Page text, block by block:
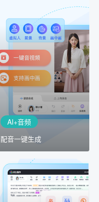
AI+音频
配音一键生成
AI+音频
配音一键生成
AI+音频：基于全球领先的
TTS能力打造的AI音频制作
工具，输入文本、选择发
音人即可一键生成专业音